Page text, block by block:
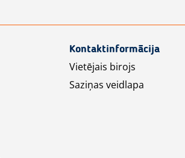
Kontaktinformācija
Vietējais birojs
Saziņas veidlapa